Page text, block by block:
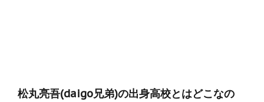
松丸亮吾(daigo兄弟)の出身高校とはどこなの